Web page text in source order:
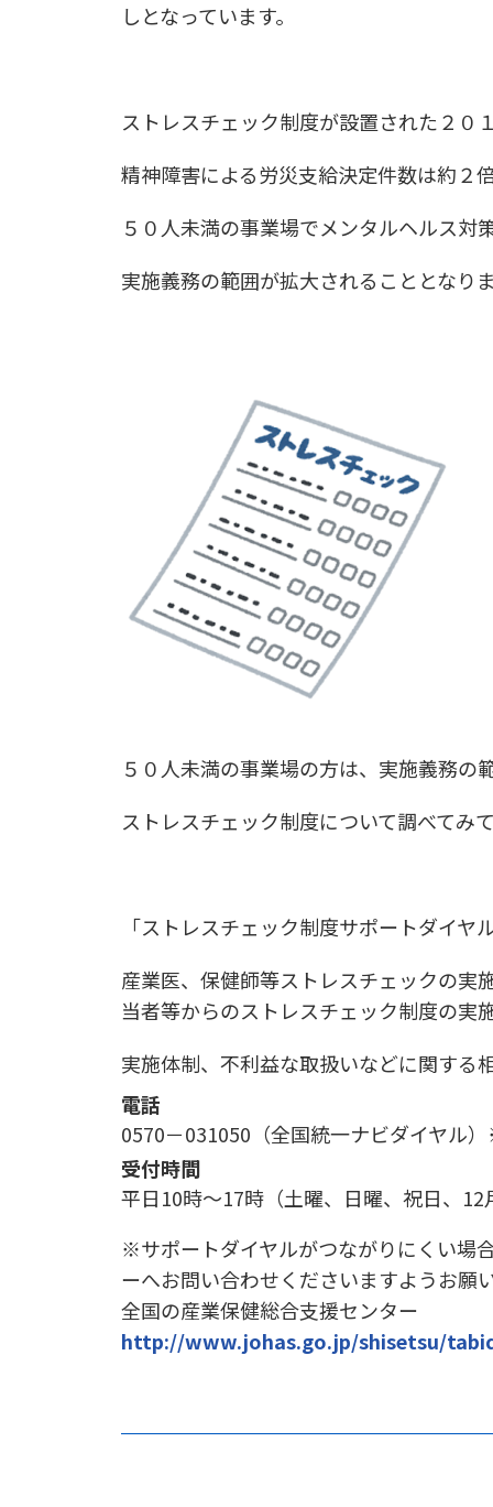
しとなっています。
ストレスチェック制度が設置された２０
精神障害による労災支給決定件数は約２
５０人未満の事業場でメンタルヘルス対
実施義務の範囲が拡大されることとなりま
５０人未満の事業場の方は、実施義務の
ストレスチェック制度について調べてみ
「ストレスチェック制度サポートダイヤル
産業医、保健師等ストレスチェックの実
当者等からのストレスチェック制度の実施
実施体制、不利益な取扱いなどに関する
電話
0570－031050（全国統一ナビダイヤル
受付時間
平日10時～17時（土曜、日曜、祝日、12
※サポートダイヤルがつながりにくい場
ーへお問い合わせくださいますようお願い
全国の産業保健総合支援センター
http://www.johas.go.jp/shisetsu/